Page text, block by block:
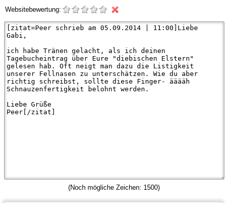
Websitebewertung:
(Noch mögliche Zeichen: 1500)